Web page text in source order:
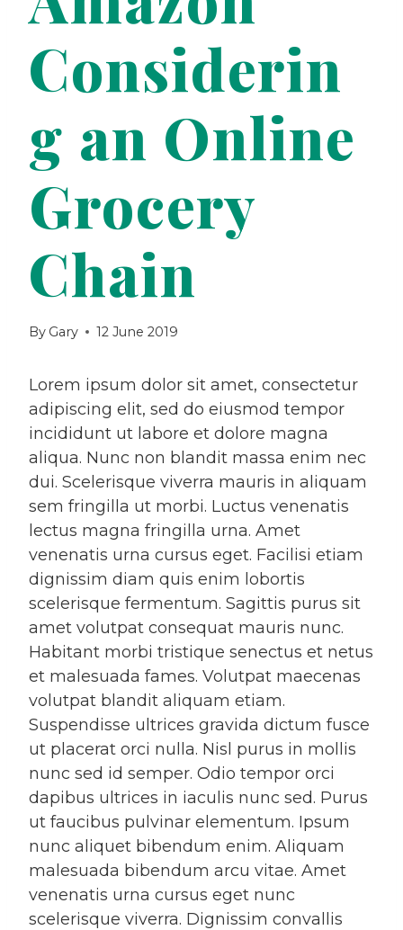
Considerin
g an Online
Grocery
Chain
By Gary 12 June 2019
Lorem ipsum dolor sit amet, consectetur
adipiscing elit, sed do eiusmod tempor
incididunt ut labore et dolore magna
aliqua. Nunc non blandit massa enim nec
dui. Scelerisque viverra mauris in aliquam
sem fringilla ut morbi. Luctus venenatis
lectus magna fringilla urna. Amet
venenatis urna cursus eget. Facilisi etiam
dignissim diam quis enim lobortis
scelerisque fermentum. Sagittis purus sit
amet volutpat consequat mauris nunc.
Habitant morbi tristique senectus et netus
et malesuada fames. Volutpat maecenas
volutpat blandit aliquam etiam.
Suspendisse ultrices gravida dictum fusce
ut placerat orci nulla. Nisl purus in mollis
nunc sed id semper. Odio tempor orci
dapibus ultrices in iaculis nunc sed. Purus
ut faucibus pulvinar elementum. Ipsum
nunc aliquet bibendum enim. Aliquam
malesuada bibendum arcu vitae. Amet
venenatis urna cursus eget nunc
scelerisque viverra. Dignissim convallis